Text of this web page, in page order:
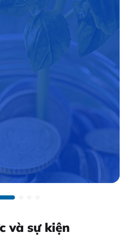
và sự kiện